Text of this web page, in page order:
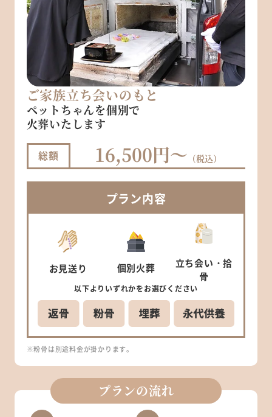
ご家族立ち会いのもと
ペットちゃんを個別で
火葬いたします
総額 16,500円～ （税込）
プラン内容
お見送り 個別火葬 立ち会い ・拾
骨
以下より いずれかをお選びください
※粉骨は別途料金が掛かります。
プランの流れ